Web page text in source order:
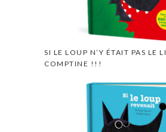
SI LE LOUP N’Y ÉTAIT PAS LE
COMPTINE !!!